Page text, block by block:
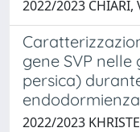
2022/2023 CHIARI,
gene SVP
persica)
2022/2023